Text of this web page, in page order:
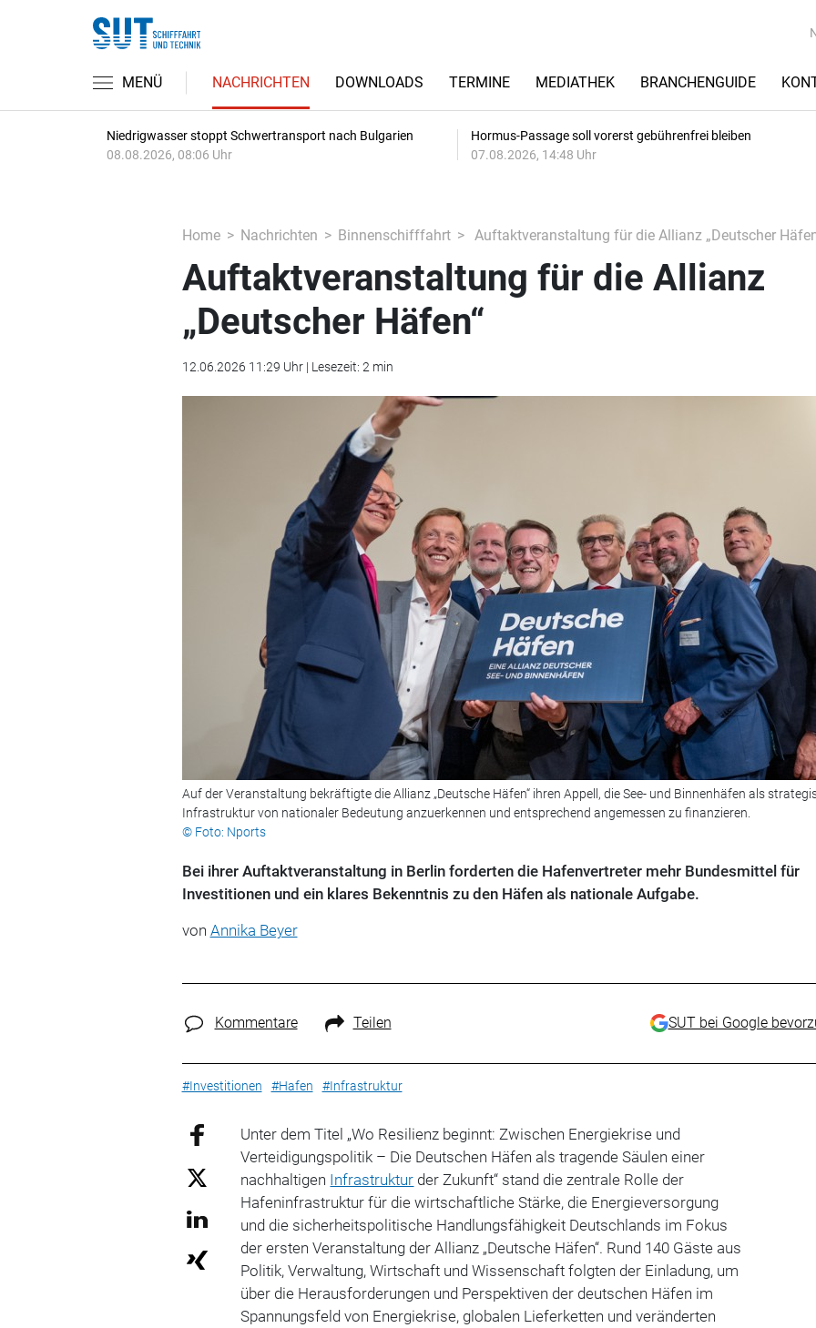
MENÜ NACHRICHTEN DOWNLOADS TERMINE MEDIATHEK BRANCHENGUIDE
Niedrigwasser stoppt Schwertransport nach Bulgarien
08.08.2026, 08:06 Uhr
Hormus-Passage soll vorerst gebührenfrei bleiben
07.08.2026, 14:48 Uhr
Home Nachrichten Binnenschifffahrt Auftaktveranstaltung für die Allianz „Deutscher
Auftaktveranstaltung für die Allianz
„Deutscher Häfen“
12.06.2026 11:29 Uhr | Lesezeit: 2 min
Auf der Veranstaltung bekräftigte die Allianz „Deutsche Häfen“ ihren Appell, die See- und Binnenhäfen als
Infrastruktur von nationaler Bedeutung anzuerkennen und entsprechend angemessen zu finanzieren.
© Foto: Nports
Bei ihrer Auftaktveranstaltung in Berlin forderten die Hafenvertreter mehr Bundesmittel für
Investitionen und ein klares Bekenntnis zu den Häfen als nationale Aufgabe.
von Annika Beyer
Kommentare Teilen SUT bei Google
#Investitionen #Hafen #Infrastruktur
Unter dem Titel „Wo Resilienz beginnt: Zwischen Energiekrise und
Verteidigungspolitik – Die Deutschen Häfen als tragende Säulen einer
nachhaltigen Infrastruktur der Zukunft“ stand die zentrale Rolle der
Hafeninfrastruktur für die wirtschaftliche Stärke, die Energieversorgung
und die sicherheitspolitische Handlungsfähigkeit Deutschlands im Fokus
der ersten Veranstaltung der Allianz „Deutsche Häfen“. Rund 140 Gäste aus
Politik, Verwaltung, Wirtschaft und Wissenschaft folgten der Einladung, um
über die Herausforderungen und Perspektiven der deutschen Häfen im
Spannungsfeld von Energiekrise, globalen Lieferketten und veränderten